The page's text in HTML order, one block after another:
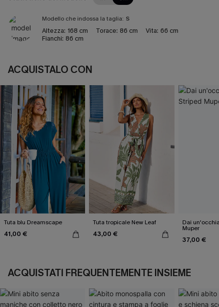
Modello che indossa la taglia: S
Altezza: 168 cm Torace: 86 cm Vita: 66 cm
Fianchi: 86 cm
ACQUISTALO CON
Tuta blu Dreamscape
41,00 €
Tuta tropicale New Leaf
43,00 €
Dai
Muper
37,00 €
ACQUISTATI FREQUENTEMENTE INSIEME